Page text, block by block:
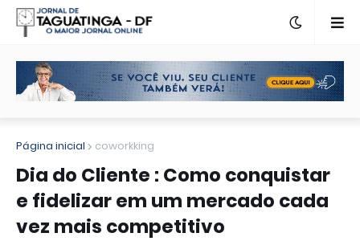
Página inicial coworkking
Dia do Cliente : Como conquistar
e fidelizar em um mercado cada
vez mais competitivo